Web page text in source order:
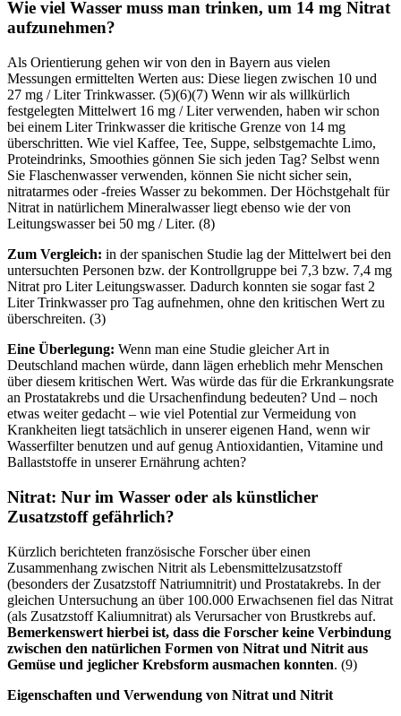
Wie viel Wasser muss man trinken, um 14 mg Nitrat
aufzunehmen?
Als Orientierung gehen wir von den in Bayern aus vielen
Messungen ermittelten Werten aus: Diese liegen zwischen 10 und
27 mg / Liter Trinkwasser. (5)(6)(7) Wenn wir als willkürlich
festgelegten Mittelwert 16 mg / Liter verwenden, haben wir schon
bei einem Liter Trinkwasser die kritische Grenze von 14 mg
überschritten. Wie viel Kaffee, Tee, Suppe, selbstgemachte Limo,
Proteindrinks, Smoothies gönnen Sie sich jeden Tag? Selbst wenn
Sie Flaschenwasser verwenden, können Sie nicht sicher sein,
nitratarmes oder -freies Wasser zu bekommen. Der Höchstgehalt für
Nitrat in natürlichem Mineralwasser liegt ebenso wie der von
Leitungswasser bei 50 mg / Liter. (8)
Zum Vergleich: in der spanischen Studie lag der Mittelwert bei den
untersuchten Personen bzw. der Kontrollgruppe bei 7,3 bzw. 7,4 mg
Nitrat pro Liter Leitungswasser. Dadurch konnten sie sogar fast 2
Liter Trinkwasser pro Tag aufnehmen, ohne den kritischen Wert zu
überschreiten. (3)
Eine Überlegung: Wenn man eine Studie gleicher Art in
Deutschland machen würde, dann lägen erheblich mehr Menschen
über diesem kritischen Wert. Was würde das für die Erkrankungsrate
an Prostatakrebs und die Ursachenfindung bedeuten? Und – noch
etwas weiter gedacht – wie viel Potential zur Vermeidung von
Krankheiten liegt tatsächlich in unserer eigenen Hand, wenn wir
Wasserfilter benutzen und auf genug Antioxidantien, Vitamine und
Ballaststoffe in unserer Ernährung achten?
Nitrat: Nur im Wasser oder als künstlicher
Zusatzstoff gefährlich?
Kürzlich berichteten französische Forscher über einen
Zusammenhang zwischen Nitrit als Lebensmittelzusatzstoff
(besonders der Zusatzstoff Natriumnitrit) und Prostatakrebs. In der
gleichen Untersuchung an über 100.000 Erwachsenen fiel das Nitrat
(als Zusatzstoff Kaliumnitrat) als Verursacher von Brustkrebs auf.
Bemerkenswert hierbei ist, dass die Forscher keine Verbindung
zwischen den natürlichen Formen von Nitrat und Nitrit aus
Gemüse und jeglicher Krebsform ausmachen konnten. (9)
Eigenschaften und Verwendung von Nitrat und Nitrit